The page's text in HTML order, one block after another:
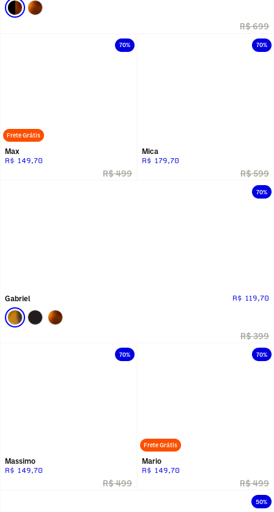
R$ 699
70%
Frete Grátis
Max
R$ 149,70
R$ 499
70%
Mica
R$ 179,70
R$ 599
70%
Gabriel R$ 119,70
R$ 399
70%
Massimo
R$ 149,70
R$ 499
70%
Frete Grátis
Mario
R$ 149,70
R$ 499
50%